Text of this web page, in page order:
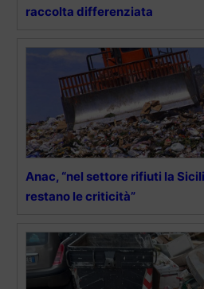
raccolta differenziata
Anac, “nel settore rifiuti la
restano le criticità”